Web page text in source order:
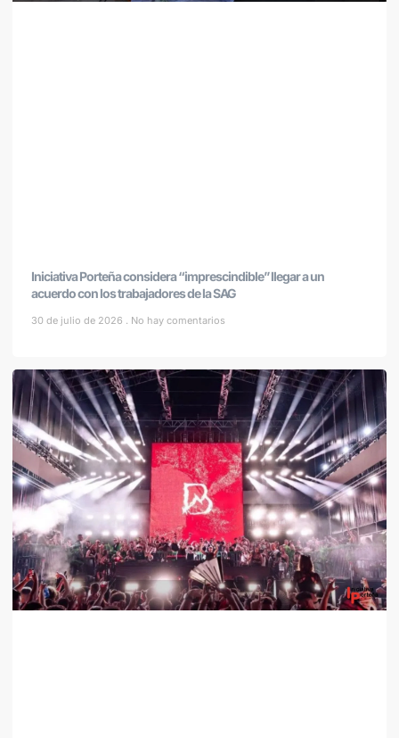
Iniciativa Porteña considera “imprescindible” llegar a un
acuerdo con los trabajadores de la SAG
30 de julio de 2026 No hay comentarios